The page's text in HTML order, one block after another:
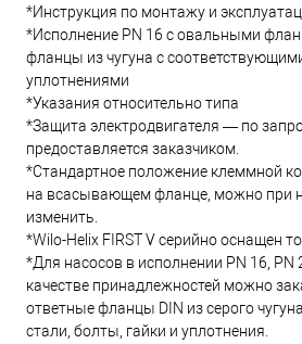
*Инструкция по монтажу и
*Исполнение PN 16 с овальными
фланцы из чугуна с
уплотнениями
*Указания относительно типа
*Защита электродвигателя — по
предоставляется заказчиком.
*Стандартное положение клеммной
на всасывающем фланце, можно при
изменить.
*Wilo-Helix FIRST V серийно оснащен
*Для насосов в исполнении PN 16, PN
качестве принадлежностей можно
ответные фланцы DIN из серого
стали, болты, гайки и уплотнения.